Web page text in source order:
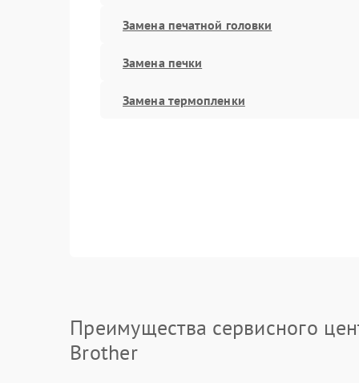
Замена печатной головки
Замена печки
Замена термопленки
Преимущества сервисного
Brother